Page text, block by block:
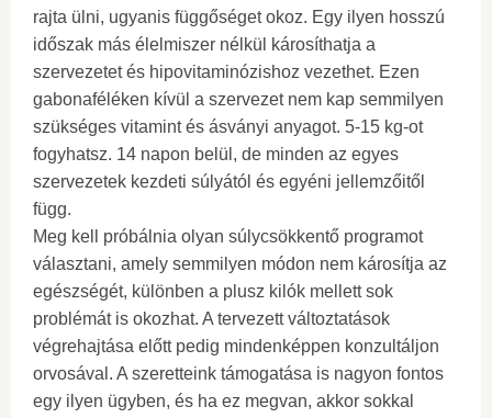
rajta ülni, ugyanis függőséget okoz. Egy ilyen hosszú
időszak más élelmiszer nélkül károsíthatja a
szervezetet és hipovitaminózishoz vezethet. Ezen
gabonaféléken kívül a szervezet nem kap semmilyen
szükséges vitamint és ásványi anyagot. 5-15 kg-ot
fogyhatsz. 14 napon belül, de minden az egyes
szervezetek kezdeti súlyától és egyéni jellemzőitől
függ.
Meg kell próbálnia olyan súlycsökkentő programot
választani, amely semmilyen módon nem károsítja az
egészségét, különben a plusz kilók mellett sok
problémát is okozhat. A tervezett változtatások
végrehajtása előtt pedig mindenképpen konzultáljon
orvosával. A szeretteink támogatása is nagyon fontos
egy ilyen ügyben, és ha ez megvan, akkor sokkal